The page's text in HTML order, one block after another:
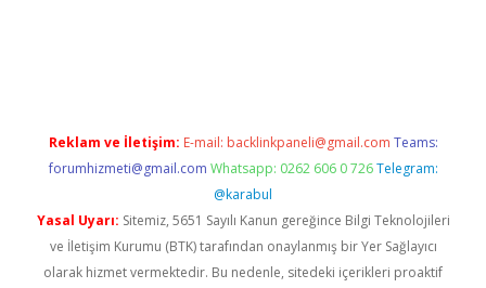
Reklam ve İletişim: E-mail: backlinkpaneli@gmail.com Teams:
forumhizmeti@gmail.com Whatsapp: 0262 606 0 726 Telegram:
@karabul
Yasal Uyarı: Sitemiz, 5651 Sayılı Kanun gereğince Bilgi Teknolojileri
ve İletişim Kurumu (BTK) tarafından onaylanmış bir Yer Sağlayıcı
olarak hizmet vermektedir. Bu nedenle, sitedeki içerikleri proaktif